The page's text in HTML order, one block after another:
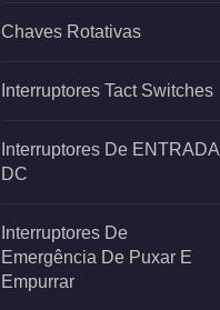
Chaves Rotativas
Interruptores Tact Switches
Interruptores De ENTRADA
DC
Interruptores De
Emergência De Puxar E
Empurrar